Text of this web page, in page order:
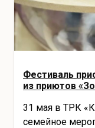
Фестиваль
из приютов
31 мая в ТРК
семейное